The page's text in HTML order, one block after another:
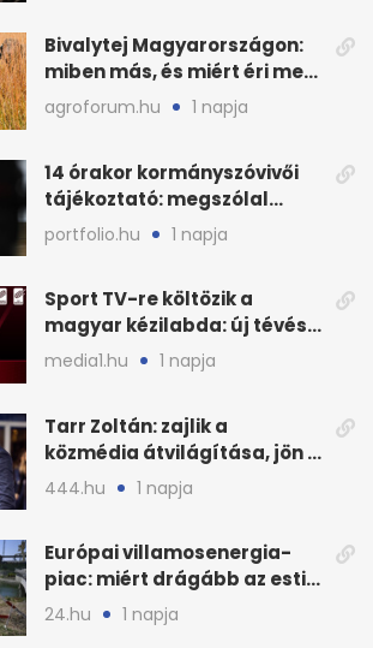
Bivalytej Magyarországon:
miben más, és miért éri meg
feldolgozni?
agroforum.hu 1 napja
14 órakor kormányszóvivői
tájékoztató: megszólal
Magyar Péter is
portfolio.hu 1 napja
Sport TV-re költözik a
magyar kézilabda: új tévés
megállapodás
media1.hu 1 napja
Tarr Zoltán: zajlik a
közmédia átvilágítása, jön a
nyilvános véleményezés
444.hu 1 napja
Európai villamosenergia-
piac: miért drágább az esti
áram Magyarországon
24.hu 1 napja